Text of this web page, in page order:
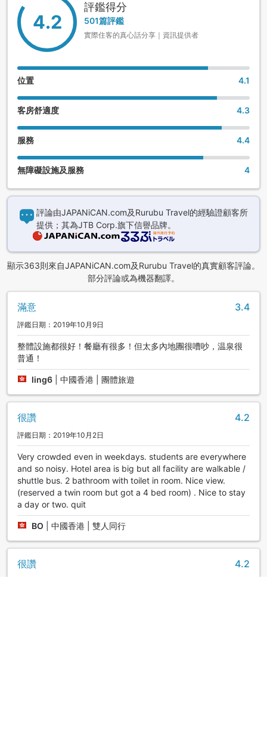
4.2
評鑑得分
501篇評鑑
實際住客的真心話分享｜資訊提供者
位置 4.1
客房舒適度 4.3
服務 4.4
無障礙設施及服務 4
評論由JAPANiCAN.com及Rurubu Travel的經驗證顧客所
提供；其為JTB Corp.旗下信譽品牌。
顯示363則來自JAPANiCAN.com及Rurubu Travel的真實顧客評論。
部分評論或為機器翻譯。
滿意 3.4
評鑑日期：2019年10月9日
整體設施都很好！餐廳有很多！但太多內地團很嘈吵，温泉很
普通！
ling6 中國香港 | 團體旅遊
很讚 4.2
評鑑日期：2019年10月2日
Very crowded even in weekdays. students are everywhere
and so noisy. Hotel area is big but all facility are walkable /
shuttle bus. 2 bathroom with toilet in room. Nice view.
(reserved a twin room but got a 4 bed room) . Nice to stay
a day or two. quit
BO 中國香港 | 雙人同行
很讚 4.2